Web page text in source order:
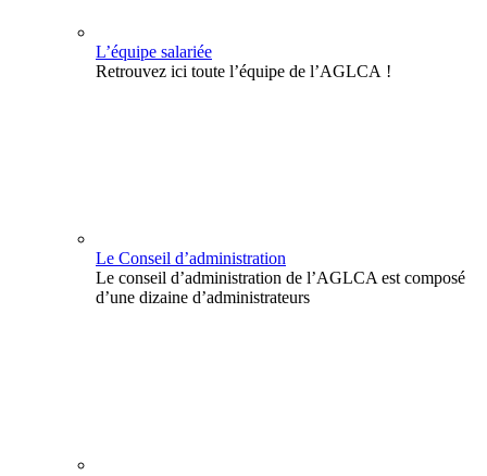
L’équipe salariée
Retrouvez ici toute l’équipe de l’AGLCA !
Le Conseil d’administration
Le conseil d’administration de l’AGLCA est composé
d’une dizaine d’administrateurs